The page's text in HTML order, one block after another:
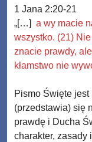
1 Jana 2:20-21
„[…]
a wy macie
wszystko. (21)
znacie prawdy,
kłamstwo nie
Pismo Święte
(przedstawia) się
prawdę i Ducha
charakter, zasady